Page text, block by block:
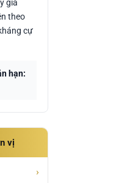
giá
theo
cự
hạn:
vị
›